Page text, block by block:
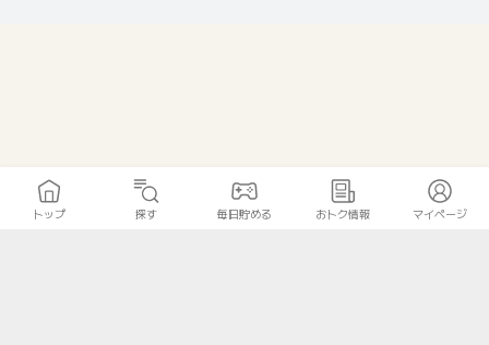
トップ 探す 毎日貯める おトク情報 マイページ